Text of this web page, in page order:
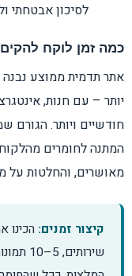
לסיכון אבטחתי
כמה זמן לוקח
אתר תדמית ממוצע
יותר – עם חנות,
חודשיים ויותר. הגורם
המתנה לחומרים
מאושרים, והחלטות על
קיצור זמנים: